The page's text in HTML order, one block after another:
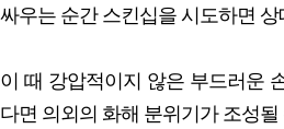
싸우는 순간 스킨십을 시도하면
이 때 강압적이지 않은 부드러운
다면 의외의 화해 분위기가 조성될